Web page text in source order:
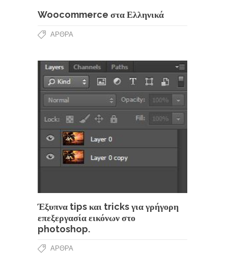
Woocommerce στα Ελληνικά
ΆΡΘΡΑ
Έξυπνα tips και tricks για γρήγορη
επεξεργασία εικόνων στο
photoshop.
ΆΡΘΡΑ